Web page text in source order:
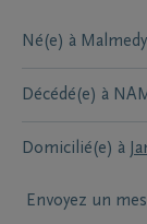
Né(e) à Malmedy
Décédé(e) à
Domicilié(e) à
Envoyez un